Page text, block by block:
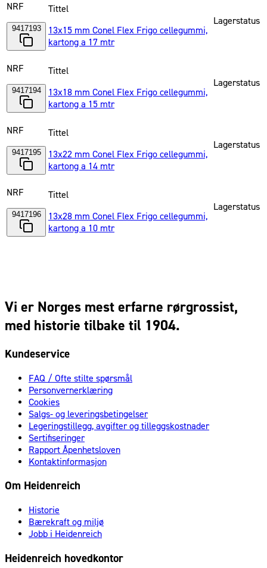
NRF
9417193
Tittel
13x15 mm Conel Flex Frigo cellegummi,
kartong a 17 mtr
Lagerstatus
NRF
9417194
Tittel
13x18 mm Conel Flex Frigo cellegummi,
kartong a 15 mtr
Lagerstatus
NRF
9417195
Tittel
13x22 mm Conel Flex Frigo cellegummi,
kartong a 14 mtr
Lagerstatus
NRF
9417196
Tittel
13x28 mm Conel Flex Frigo cellegummi,
kartong a 10 mtr
Lagerstatus
Vi er Norges mest erfarne rørgrossist,
med historie tilbake til 1904.
Kundeservice
FAQ / Ofte stilte spørsmål
Personvernerklæring
Cookies
Salgs- og leveringsbetingelser
Legeringstillegg, avgifter og tilleggskostnader
Sertifiseringer
Rapport Åpenhetsloven
Kontaktinformasjon
Om Heidenreich
Historie
Bærekraft og miljø
Jobb i Heidenreich
Heidenreich hovedkontor